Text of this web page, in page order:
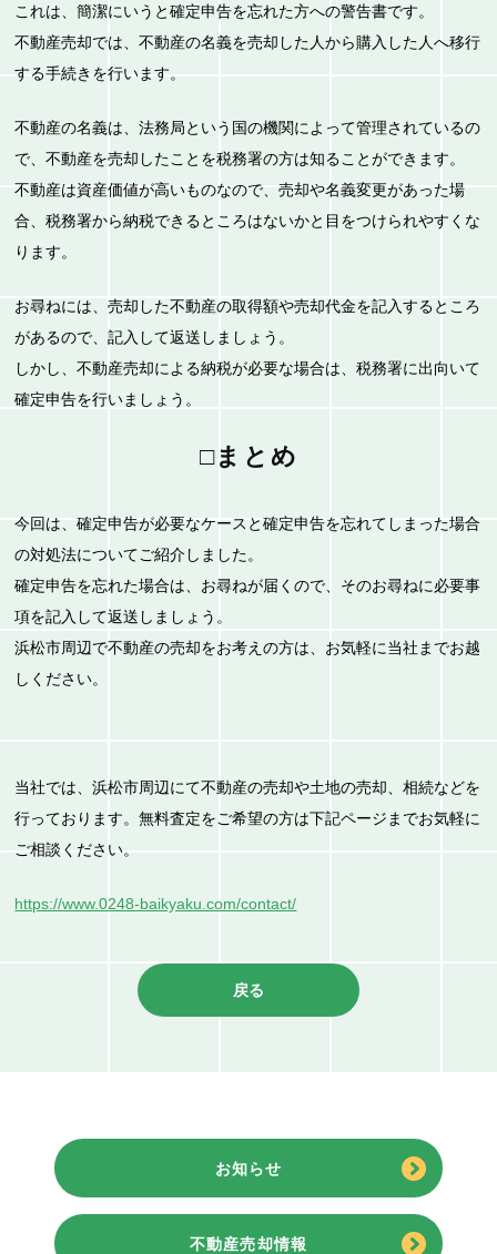
これは、簡潔にいうと確定申告を忘れた方への警告書です。
不動産売却では、不動産の名義を売却した人から購入した人へ移行
する手続きを行います。
不動産の名義は、法務局という国の機関によって管理されているの
で、不動産を売却したことを税務署の方は知ることができます。
不動産は資産価値が高いものなので、売却や名義変更があった場
合、税務署から納税できるところはないかと目をつけられやすくな
ります。
お尋ねには、売却した不動産の取得額や売却代金を記入するところ
があるので、記入して返送しましょう。
しかし、不動産売却による納税が必要な場合は、税務署に出向いて
確定申告を行いましょう。
□まとめ
今回は、確定申告が必要なケースと確定申告を忘れてしまった場合
の対処法についてご紹介しました。
確定申告を忘れた場合は、お尋ねが届くので、そのお尋ねに必要事
項を記入して返送しましょう。
浜松市周辺で不動産の売却をお考えの方は、お気軽に当社までお越
しください。
当社では、浜松市周辺にて不動産の売却や土地の売却、相続などを
行っております。無料査定をご希望の方は下記ページまでお気軽に
ご相談ください。
https://www.0248-baikyaku.com/contact/
戻る
お知らせ
不動産売却情報